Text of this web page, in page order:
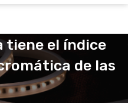
tiene el índice
de las